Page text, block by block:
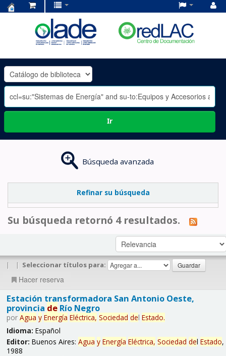
OLADE
-
Ir
Búsqueda avanzada
Refinar su búsqueda
Su búsqueda retornó 4 resultados.
| | Seleccionar títulos para:
Hacer reserva
Estación transformadora San Antonio Oeste,
provincia deRío Negro
por Agua y Energía Eléctrica, Sociedad del Estado.
Idioma: Español
Editor: Buenos Aires: Agua y Energía Eléctrica, Sociedad del Estado,
1988